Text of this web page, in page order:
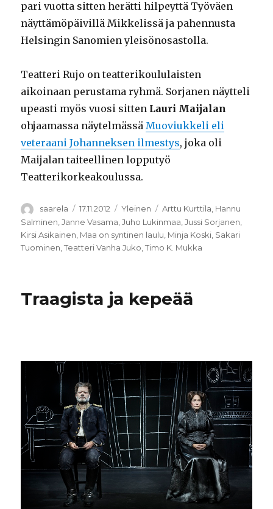
pari vuotta sitten herätti hilpeyttä Työväen
näyttämöpäivillä Mikkelissä ja pahennusta
Helsingin Sanomien yleisönosastolla.
Teatteri Rujo on teatterikoululaisten
aikoinaan perustama ryhmä. Sorjanen näytteli
upeasti myös vuosi sitten Lauri Maijalan
ohjaamassa näytelmässäMuoviukkeli eli
veteraani Johanneksen ilmestys, joka oli
Maijalan taiteellinen lopputyö
Teatterikorkeakoulussa.
Kirjoittaja
saarela Julkaistu
17.11.2012 Kategoriat
Yleinen Avainsanat
Arttu Kurttila, Hannu
Salminen ,Janne Vasama ,Juho Lukinmaa ,Jussi Sorjanen
Kirsi Asikainen Maa on syntinen laulu Minja Koski Sakari
Tuominen ,Teatteri Vanha Juko ,Timo K. Mukka
Traagista ja kepeää